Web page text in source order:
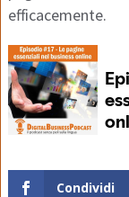
efficacemente.
Condividi